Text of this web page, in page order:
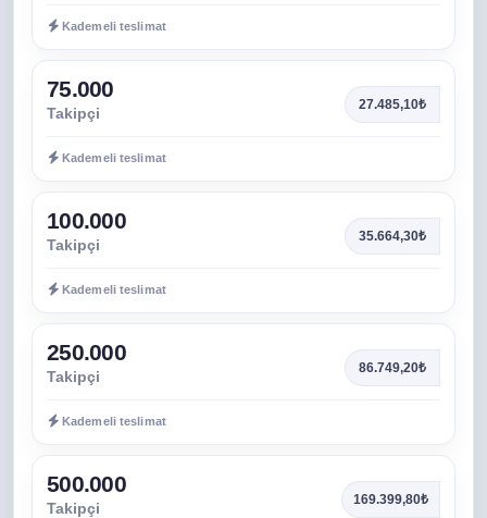
Kademeli teslimat
75.000
Takipçi 27.485,10₺
Kademeli teslimat
100.000
Takipçi 35.664,30₺
Kademeli teslimat
250.000
Takipçi 86.749,20₺
Kademeli teslimat
500.000
Takipçi 169.399,80₺